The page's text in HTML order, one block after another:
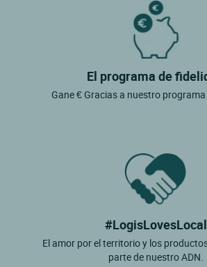
El programa de
Gane € Gracias a nuestro
#LogisLovesLocal
El amor por el territorio y los
parte de nuestro ADN.